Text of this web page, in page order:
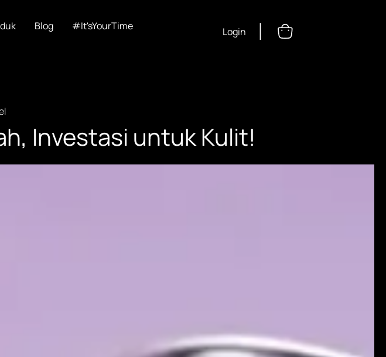
Blog #It'sYourTime Login |
Investasi untuk Kulit!